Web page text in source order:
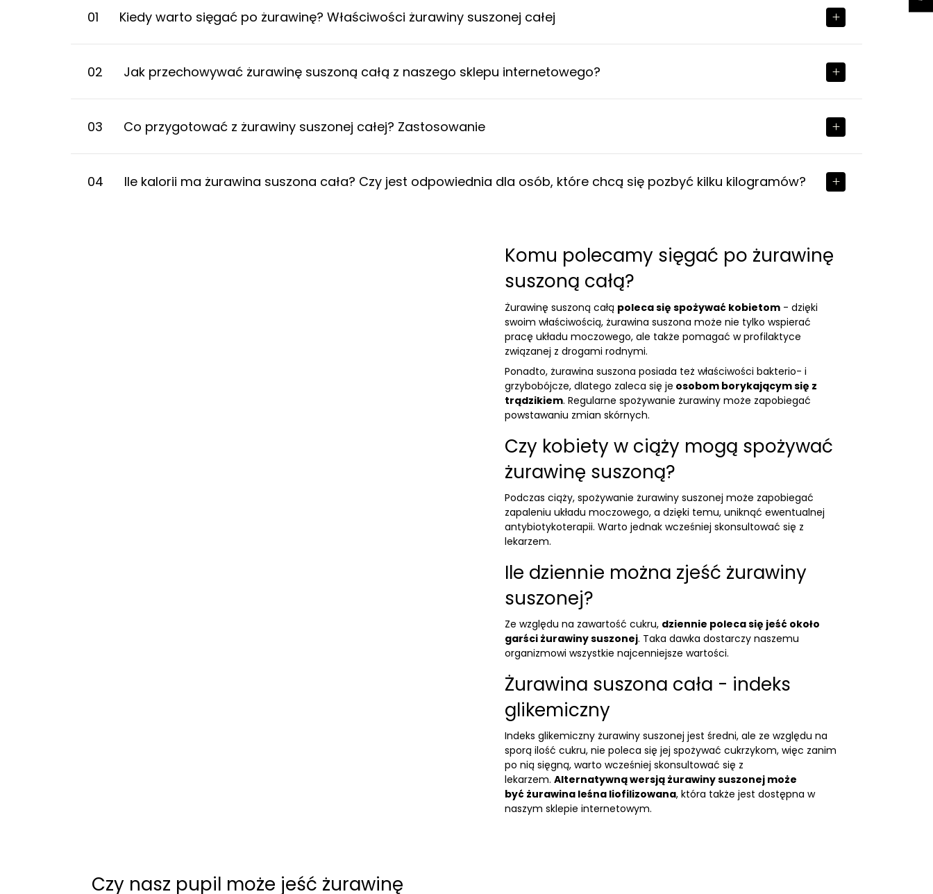
01 Kiedy warto sięgać po żurawinę? Właściwości żurawiny suszonej całej
02 Jak przechowywać żurawinę suszoną całą z naszego sklepu internetowego?
03 Co przygotować z żurawiny suszonej całej? Zastosowanie
04 Ile kalorii ma żurawina suszona cała? Czy jest odpowiednia dla osób, które chcą się pozbyć kilku kilogramów?
Komu polecamy sięgać po żurawinę
suszoną całą?
Żurawinę suszoną całą poleca się spożywać kobietom - dzięki
swoim właściwością, żurawina suszona może nie tylko wspierać
pracę układu moczowego, ale także pomagać w profilaktyce
związanej z drogami rodnymi.
Ponadto, żurawina suszona posiada też właściwości bakterio- i
grzybobójcze, dlatego zaleca się je osobom borykającym się z
trądzikiem. Regularne spożywanie żurawiny może zapobiegać
powstawaniu zmian skórnych.
Czy kobiety w ciąży mogą spożywać
żurawinę suszoną?
Podczas ciąży, spożywanie żurawiny suszonej może zapobiegać
zapaleniu układu moczowego, a dzięki temu, uniknąć ewentualnej
antybiotykoterapii. Warto jednak wcześniej skonsultować się z
lekarzem.
Ile dziennie można zjeść żurawiny
suszonej?
Ze względu na zawartość cukru, dziennie poleca się jeść około
garści żurawiny suszonej. Taka dawka dostarczy naszemu
organizmowi wszystkie najcenniejsze wartości.
Żurawina suszona cała - indeks
glikemiczny
Indeks glikemiczny żurawiny suszonej jest średni, ale ze względu na
sporą ilość cukru, nie poleca się jej spożywać cukrzykom, więc zanim
po nią sięgną, warto wcześniej skonsultować się z
lekarzem. Alternatywną wersją żurawiny suszonej może
być żurawina leśna liofilizowana, która także jest dostępna w
naszym sklepie internetowym.
Czy nasz pupil może jeść żurawinę